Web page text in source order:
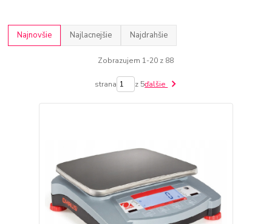
Najnovšie Najlacnejšie Najdrahšie
Zobrazujem 1-20 z 88
strana z 5ďalšie